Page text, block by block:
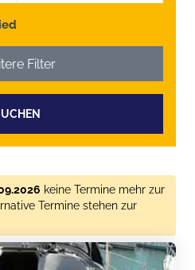
Filter
keine Termine mehr zur
Termine stehen zur